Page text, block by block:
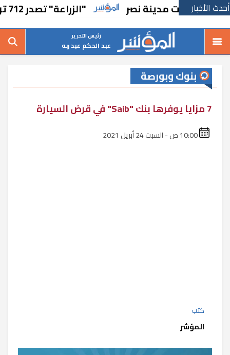
أحدث الأخبارمدينة نصر "الزراعة" تصدر 712 ترخيص تشغيل جديد لمشروعات الثروة الحيوانية والداجنة
رئيس التحرير
عبد الحكم عبد ربه
بنوك وبورصة
7 مزايا يوفرها بنك "Saib" في قرض السيارة
كتب
المؤشر